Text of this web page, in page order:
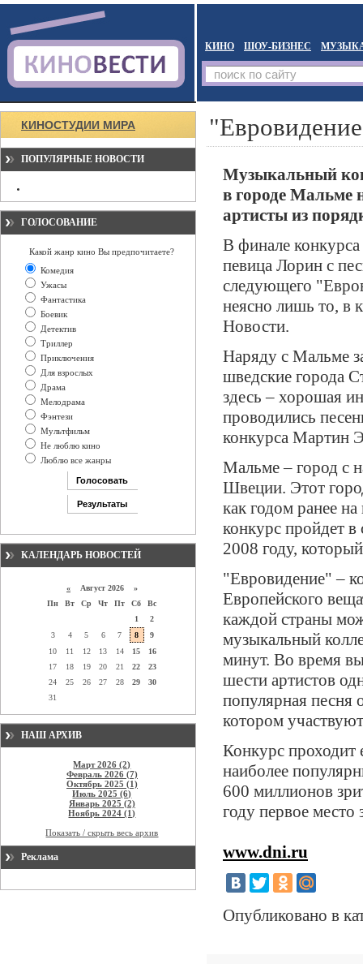
КИНО ШОУ-БИЗНЕС
КИНОСТУДИИ МИРА
ПОПУЛЯРНЫЕ НОВОСТИ
ГОЛОСОВАНИЕ
Какой жанр кино Вы предпочитаете?
Комедия
Ужасы
Фантастика
Боевик
Детектив
Триллер
Приключения
Для взрослых
Драма
Мелодрама
Фэнтези
Мультфильм
Не люблю кино
Люблю все жанры
КАЛЕНДАРЬ НОВОСТЕЙ
« Август 2026 »
Пн
Вт Ср Чт Пт Сб
Вс
1
2
3
4 5 6 7 8
9
10
11 12 13 14 15
16
17
18 19 20 21 22
23
24
25 26 27 28 29
30
31
НАШ АРХИВ
Март 2026 (2)
Февраль 2026 (7)
Октябрь 2025 (1)
Июль 2025 (6)
Январь 2025 (2)
Ноябрь 2024 (1)
Показать / скрыть весь архив
Реклама
Музыкальный
в городе Мальме
артисты из
В финале
певица Лорин с
следующего
неясно лишь то, в
Новости.
Наряду с Мальме
шведские города
здесь – хорошая
проводились
конкурса Мартин
Мальме – город с
Швеции. Этот
как годом ранее
конкурс пройдет
2008 году,
"Евровидение" –
Европейского
каждой страны
музыкальный
минут. Во время
шести артистов
популярная песня
котором
Конкурс проходит
наиболее
600 миллионов
году первое
www.dni.ru
Опубликовано в